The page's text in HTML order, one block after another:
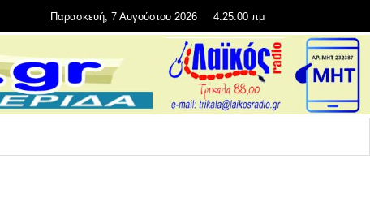
Παρασκευή, 7 Αυγούστου 2026 4:25:01 πμ